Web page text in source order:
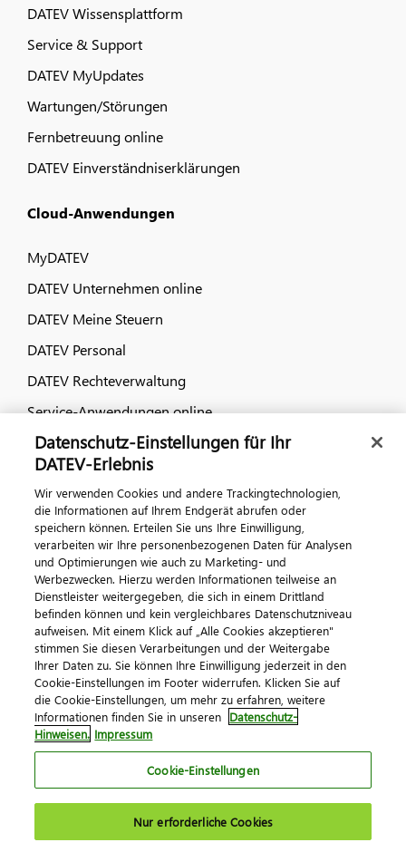
DATEV Wissensplattform
Service & Support
DATEV MyUpdates
Wartungen/Störungen
Fernbetreuung online
DATEV Einverständniserklärungen
Cloud-Anwendungen
MyDATEV
DATEV Unternehmen online
DATEV Meine Steuern
DATEV Personal
DATEV Rechteverwaltung
Service-Anwendungen online
Dialog & Medien
Veranstaltungen
DATEV magazin
DATEV-Community
DATEV-Newsletter
Kontaktieren Sie uns
ImpressumDatenschutzAGBKontakt
Cookie-Einstellungen
Datenschutz-Einstellungen für Ihr
DATEV-Erlebnis
Wir verwenden Cookies und andere Trackingtechnologien,
die Informationen auf Ihrem Endgerät abrufen oder
speichern können. Erteilen Sie uns Ihre Einwilligung,
verarbeiten wir Ihre personenbezogenen Daten für Analysen
und Optimierungen wie auch zu Marketing- und
Werbezwecken. Hierzu werden Informationen teilweise an
Dienstleister weitergegeben, die sich in einem Drittland
befinden können und kein vergleichbares Datenschutzniveau
aufweisen. Mit einem Klick auf „Alle Cookies akzeptieren"
stimmen Sie diesen Verarbeitungen und der Weitergabe
Ihrer Daten zu. Sie können Ihre Einwilligung jederzeit in den
Cookie-Einstellungen im Footer widerrufen. Klicken Sie auf
die Cookie-Einstellungen, um mehr zu erfahren, weitere
Informationen finden Sie in unseren Datenschutz-
Hinweisen. Impressum
Cookie-Einstellungen
Nur erforderliche Cookies